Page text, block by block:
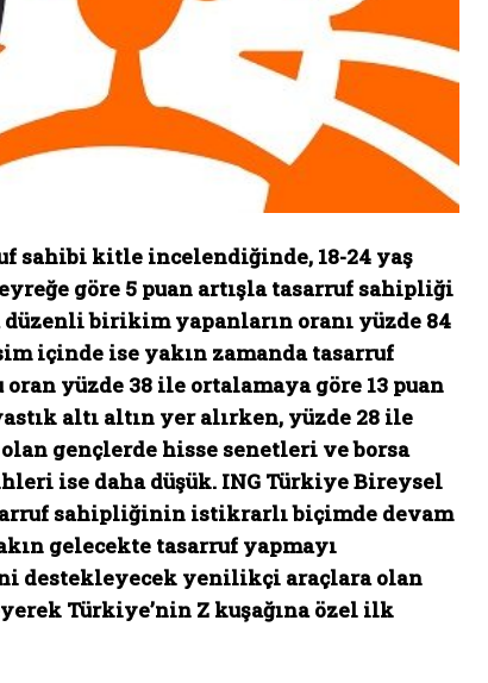
sahibi kitle incelendiğinde, 18-24 yaş
göre 5 puan artışla tasarruf sahipliği
düzenli birikim yapanların oranı yüzde 84
içinde ise yakın zamanda tasarruf
yüzde 38 ile ortalamaya göre 13 puan
altı altın yer alırken, yüzde 28 ile
gençlerde hisse senetleri ve borsa
ise daha düşük. ING Türkiye Bireysel
sahipliğinin istikrarlı biçimde devam
gelecekte tasarruf yapmayı
destekleyecek yenilikçi araçlara olan
Türkiye’nin Z kuşağına özel ilk